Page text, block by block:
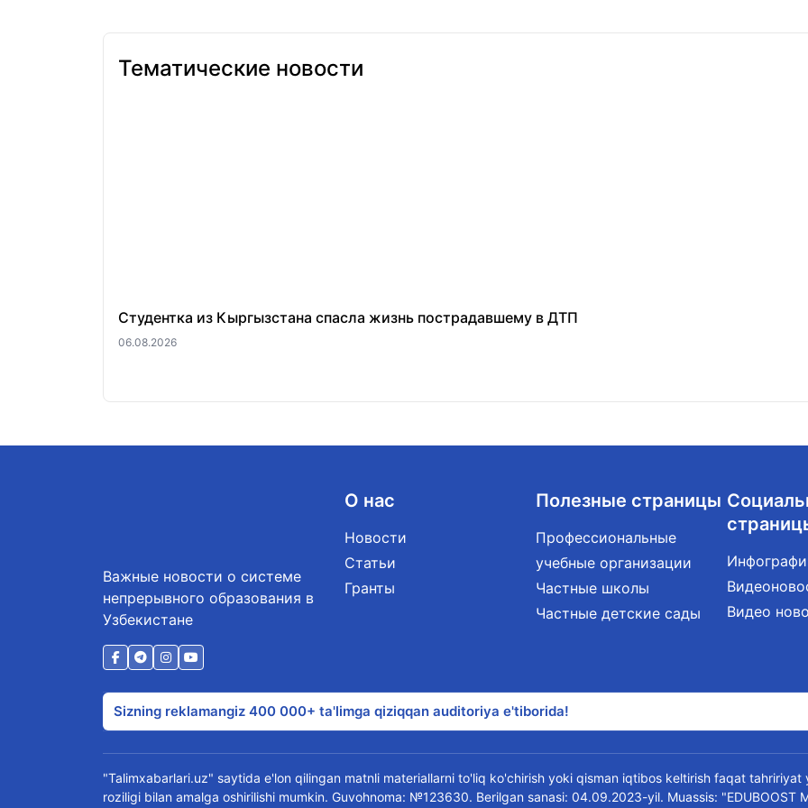
Тематические новости
Студентка из Кыргызстана спасла жизнь пострадавшему в ДТП
06.08.2026
Важные новости о системе
непрерывного образования в
Узбекистане
О нас
Новости
Статьи
Гранты
Полезные страницы
Профессиональные
учебные организации
Частные школы
Частные детские сады
Видео
Sizning reklamangiz 400 000+ ta'limga qiziqqan auditoriya e'tiborida!
"Talimxabarlari.uz" saytida e'lon qilingan matnli materiallarni to'liq ko'chirish yoki qisman iqtibos keltirish faqat tahririyat
roziligi bilan amalga oshirilishi mumkin. Guvohnoma: №123630. Berilgan sanasi: 04.09.2023-yil. Muassis: "EDUBOOST